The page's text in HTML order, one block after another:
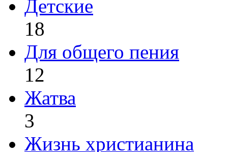
Детские
18
Для общего пения
12
Жатва
3
Жизнь христианина